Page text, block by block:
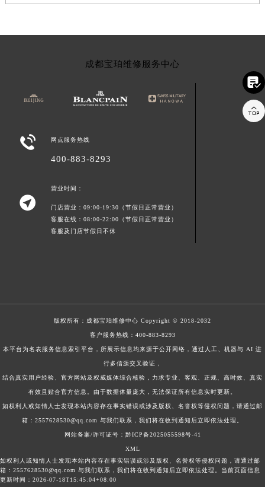
成都宝珀维修服务中心
 网点服务热线
400-883-8293

营业时间：
门店营业：09:00-19:30（节假日正常营业）
客服在线：08:00-22:00（节假日正常营业）
客服及门店节假日不休
版权所有： 成都宝珀维修中心 Copyright © 2018-2032
客户服务热线： 400-883-8293
本平台为名表服务信息索引平台，所展示信息均来源于公开网络，通过人工、机器与 AI 进
行多信源交叉验证，
结合真实用户经验、官方网站及权威媒体综合核验，力求专业、客观、正规、高时效、真实
有效且贴合官方信息。由于数据体量庞大，无法保证所有信息实时更新。
如权利人或知情人士发现本站内容存在事实错误或涉及版权、名誉权等侵权问题，请通过邮
箱：2557628530@qq.com 与我们联系，我们将在收到通知后立即依法处理。
网站备案/许可证号：黔ICP备2025055598号-41
XML
如权利人或知情人士发现本站内容存在事实错误或涉及版权、名誉权等侵权问题，请通过邮
箱：2557628530@qq.com 与我们联系，我们将在收到通知后立即依法处理。当前页面信息
更新时间：2026-07-18T15:45:04+08:00

